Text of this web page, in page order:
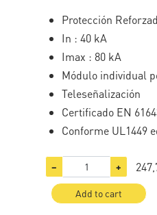
Protección
In : 40 kA
Imax : 80 kA
Módulo individual
Teleseñalización
Certificado EN
Conforme UL1449
− +
Add to cart